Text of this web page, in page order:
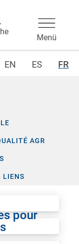
EN ES FR
AGR
LIENS
pour